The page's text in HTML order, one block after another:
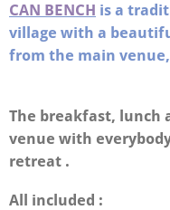
CAN BENCH is a
village with a
from the main venue,
The breakfast, lunch
venue with
retreat .
All included :